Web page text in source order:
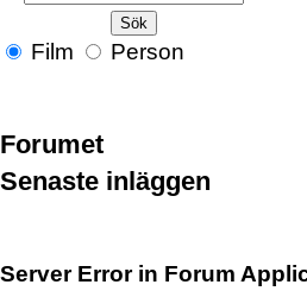
Film Person
Forumet
Senaste inläggen
Server Error in Forum